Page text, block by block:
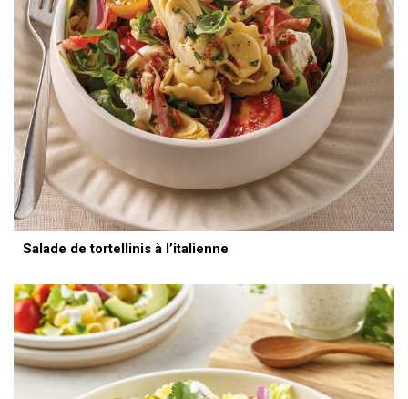
Salade de tortellinis à l’italienne